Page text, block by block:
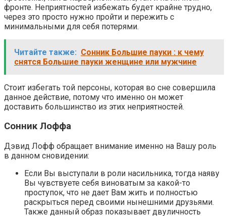
фронте. Неприятностей избежать будет крайне трудно,
через это просто нужно пройти и пережить с
минимальными для себя потерями.
Читайте также: Сонник Большие пауки : к чему
снятся Большие пауки женщине или мужчине
Стоит избегать той персоны, которая во сне совершила
данное действие, потому что именно он может
доставить большинство из этих неприятностей.
Сонник Лоффа
Дэвид Лофф обращает внимание именно на Вашу роль
в данном сновидении:
Если Вы выступали в роли насильника, тогда наяву
Вы чувствуете себя виноватым за какой-то
проступок, что не дает Вам жить и полностью
раскрыться перед своими нынешними друзьями.
Также данный образ показывает двуличность